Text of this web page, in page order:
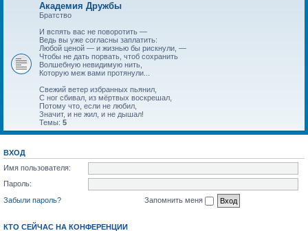
Академия Дружбы
Братство
И вспять вас не поворотить —
Ведь вы уже согласны заплатить:
Любой ценой — и жизнью бы рискнули, —
Чтобы не дать порвать, чтоб сохранить
Волшебную невидимую нить,
Которую меж вами протянули...
Свежий ветер избранных пьянил,
С ног сбивал, из мёртвых воскрешал,
Потому что, если не любил,
Значит, и не жил, и не дышал!
Темы: 5
ВХОД
Имя пользователя:
Пароль:
Забыли пароль?
Запомнить меня
КТО СЕЙЧАС НА КОНФЕРЕНЦИИ